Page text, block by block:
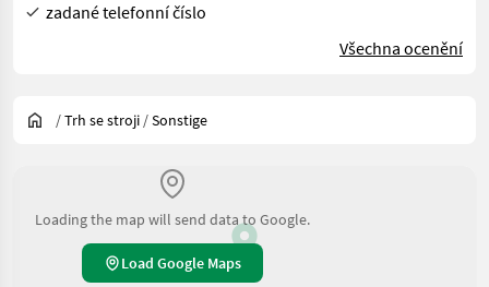
zadané telefonní číslo
Všechna ocenění
/Trh se stroji /Sonstige
Loading the map will send data to Google.
Load Google Maps